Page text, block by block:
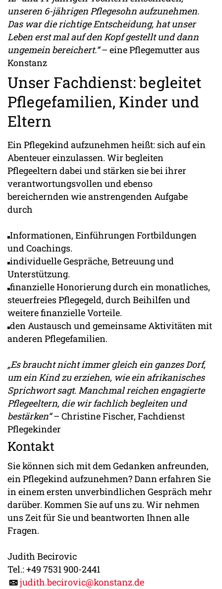
unseren 6-jährigen Pflegesohn aufzunehmen.
Das war die richtige Entscheidung, hat unser
Leben erst mal auf den Kopf gestellt und dann
ungemein bereichert.“– eine Pflegemutter aus
Konstanz
Unser Fachdienst: begleitet
Pflegefamilien, Kinder und
Eltern
Ein Pflegekind aufzunehmen heißt: sich auf ein
Abenteuer einzulassen. Wir begleiten
Pflegeeltern dabei und stärken sie bei ihrer
verantwortungsvollen und ebenso
bereichernden wie anstrengenden Aufgabe
durch
Informationen, Einführungen Fortbildungen
und Coachings.
individuelle Gespräche, Betreuung und
Unterstützung.
finanzielle Honorierung durch ein monatliches,
steuerfreies Pflegegeld, durch Beihilfen und
weitere finanzielle Vorteile.
den Austausch und gemeinsame Aktivitäten mit
anderen Pflegefamilien.
„Es braucht nicht immer gleich ein ganzes Dorf,
um ein Kind zu erziehen, wie ein afrikanisches
Sprichwort sagt. Manchmal reichen engagierte
Pflegeeltern, die wir fachlich begleiten und
bestärken“– Christine Fischer, Fachdienst
Pflegekinder
Kontakt
Sie können sich mit dem Gedanken anfreunden,
ein Pflegekind aufzunehmen? Dann erfahren Sie
in einem ersten unverbindlichen Gespräch mehr
darüber. Kommen Sie auf uns zu. Wir nehmen
uns Zeit für Sie und beantworten Ihnen alle
Fragen.
Judith Becirovic
Tel.: +49 7531 900-2441
judith.becirovic@konstanz.de